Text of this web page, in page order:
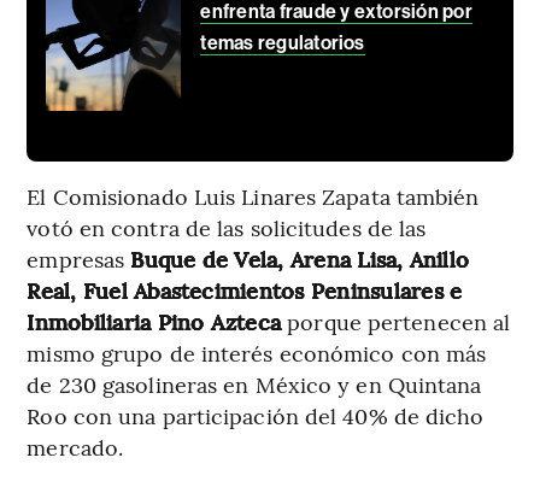
enfrenta fraude y extorsión por
temas regulatorios
El Comisionado Luis Linares Zapata también
votó en contra de las solicitudes de las
empresas Buque de Vela, Arena Lisa, Anillo
Real, Fuel Abastecimientos Peninsulares e
Inmobiliaria Pino Aztecaporque pertenecen al
mismo grupo de interés económico con más
de 230 gasolineras en México y en Quintana
Roo con una participación del 40% de dicho
mercado.